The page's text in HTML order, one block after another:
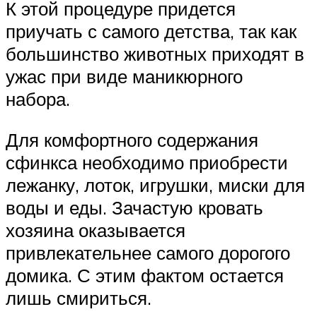
К этой процедуре придется
приучать с самого детства, так как
большинство животных приходят в
ужас при виде маникюрного
набора.
Для комфортного содержания
сфинкса необходимо приобрести
лежанку, лоток, игрушки, миски для
воды и еды. Зачастую кровать
хозяина оказывается
привлекательнее самого дорогого
домика. С этим фактом остается
лишь смириться.